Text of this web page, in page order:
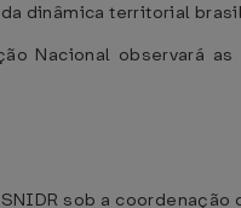
dinâmica territorial
Nacional observará
sob a